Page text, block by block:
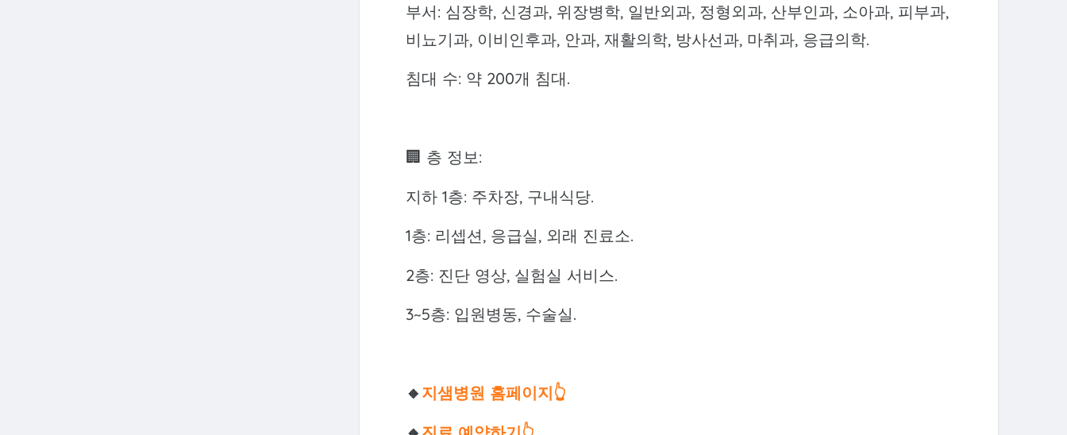
부서: 심장학, 신경과, 위장병학, 일반외과, 정형외과, 산부인과, 소아과, 피부과,
비뇨기과, 이비인후과, 안과, 재활의학, 방사선과, 마취과, 응급의학.
침대 수: 약 200개 침대.
🏢 층 정보:
지하 1층: 주차장, 구내식당.
1층: 리셉션, 응급실, 외래 진료소.
2층: 진단 영상, 실험실 서비스.
3~5층: 입원병동, 수술실.
🔸 지샘병원 홈페이지👆